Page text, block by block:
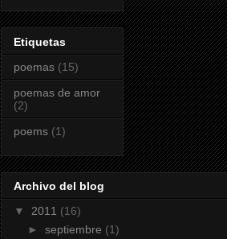
Etiquetas
poemas (15)
poemas de amor
(2)
poems (1)
Archivo del blog
▼ 2011 (16)
► septiembre (1)